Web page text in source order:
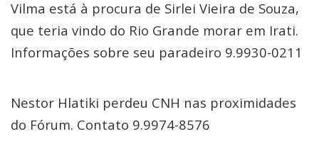
Vilma está à procura de Sirlei Vieira de Souza,
que teria vindo do Rio Grande morar em Irati.
Informações sobre seu paradeiro 9.9930-0211
Nestor Hlatiki perdeu CNH nas proximidades
do Fórum. Contato 9.9974-8576